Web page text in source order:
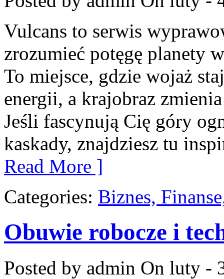
Vulcans to serwis
zrozumieć potęgę planety
To miejsce, gdzie wojaż
energii, a krajobraz
Jeśli fascynują Cię góry
kaskady, znajdziesz tu
Read More ]
Categories: Biznes,
Obuwie robocze i
Posted by admin On luty -